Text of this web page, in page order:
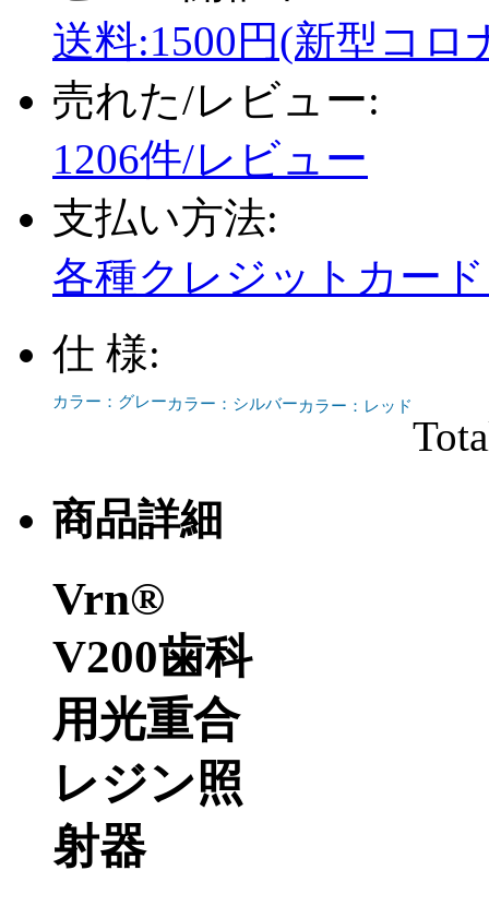
送料:1500円(新型コロ
売れた/レビュー:
1206件/レビュー
支払い方法:
各種クレジットカー
仕 様:
カラー：グレーカラー：シルバーカラー：レッド
商品詳細
Vrn®
V200歯科
用光重合
レジン照
射器